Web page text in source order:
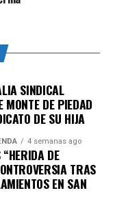
Contaminantes
creado para
como CO2,
ambiental.
en vigor fue
ajustes como la
UMA** a 1 UMAy
complejos.
SINDICAL
MONTE DE PIEDAD
DE SU HIJA
4 semanas ago
DE
TRAS
EN SAN